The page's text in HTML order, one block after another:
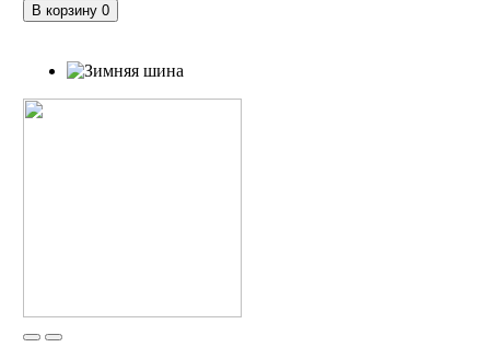
В корзину 0